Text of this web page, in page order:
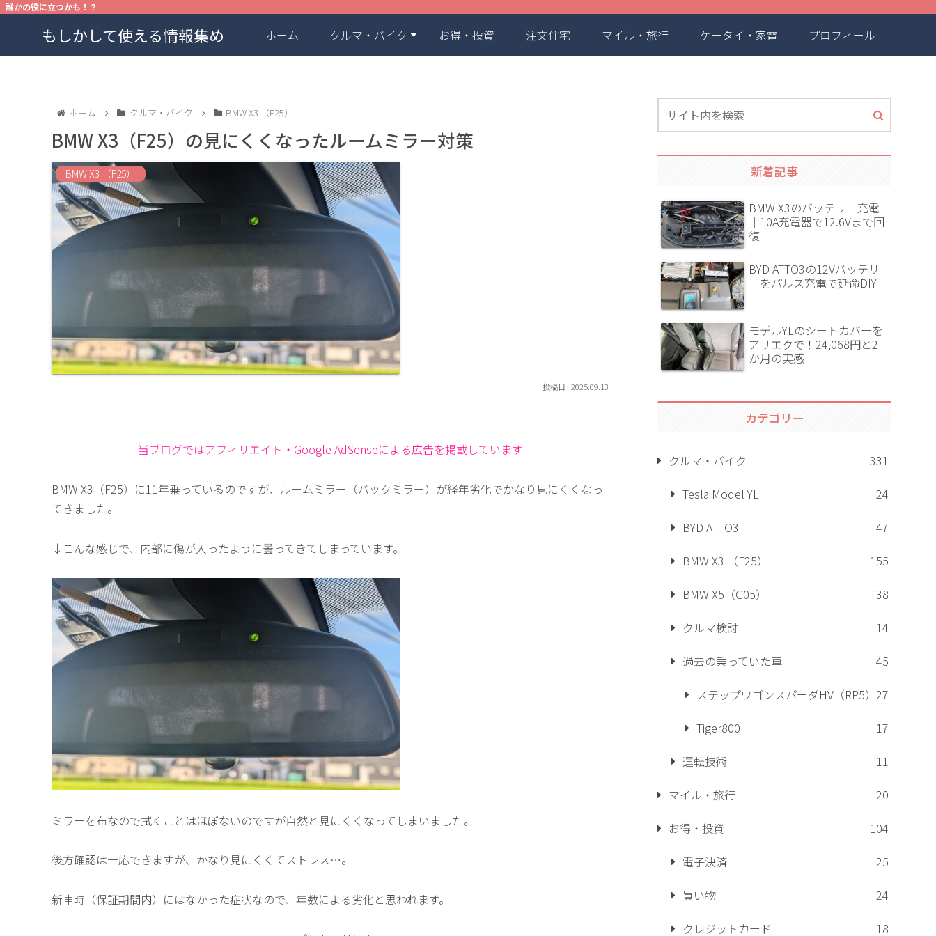
誰かの役に立つかも！？
もしかして使える情報集め ホーム クルマ・バイク お得・投資 注文住宅 マイル・旅行 ケータイ・家電 プロフィール
ホーム クルマ・バイク BMW X3 （F25）
BMW X3（F25）の見にくくなったルームミラー対策
BMW X3 （F25）
2025.09.13
当ブログではアフィリエイト・Google AdSenseによる広告を掲載しています
BMW X3（F25）に11年乗っているのですが、ルームミラー（バックミラー）が経年劣化でかなり見にくくなっ
てきました。
↓こんな感じで、内部に傷が入ったように曇ってきてしまっています。
ミラーを布なので拭くことはほぼないのですが自然と見にくくなってしまいました。
後方確認は一応できますが、かなり見にくくてストレス…。
新車時（保証期間内）にはなかった症状なので、年数による劣化と思われます。
新着記事
BMW X3のバッテリー充電
｜10A充電器で12.6Vまで回
復
BYD ATTO3の12Vバッテリ
ーをパルス充電で延命DIY
モデルYLのシートカバーを
アリエクで！24,068円と2
か月の実感
カテゴリー
クルマ・バイク
331
Tesla Model YL
24
BYD ATTO3
47
BMW X3 （F25）
155
BMW X5（G05）
38
クルマ検討
14
過去の乗っていた車
45
ステップワゴンスパーダHV（RP5） 27
Tiger800
17
運転技術
11
マイル・旅行
20
お得・投資
104
電子決済
25
買い物
24
クレジットカード
18